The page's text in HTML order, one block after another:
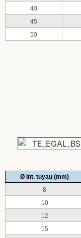
40
45
50
Ø Int. tuyau (mm)
8
10
12
15